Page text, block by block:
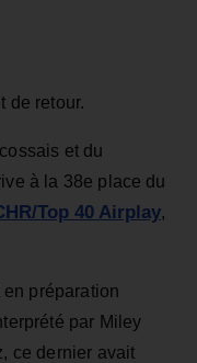
de retour.
et du
à la 38e place du
Top 40 Airplay,
préparation
par Miley
ce dernier avait